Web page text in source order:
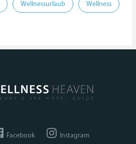
Wellnessurlaub Wellness
Facebook Instagram